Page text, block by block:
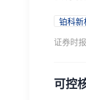
铂科新
证券时
可控